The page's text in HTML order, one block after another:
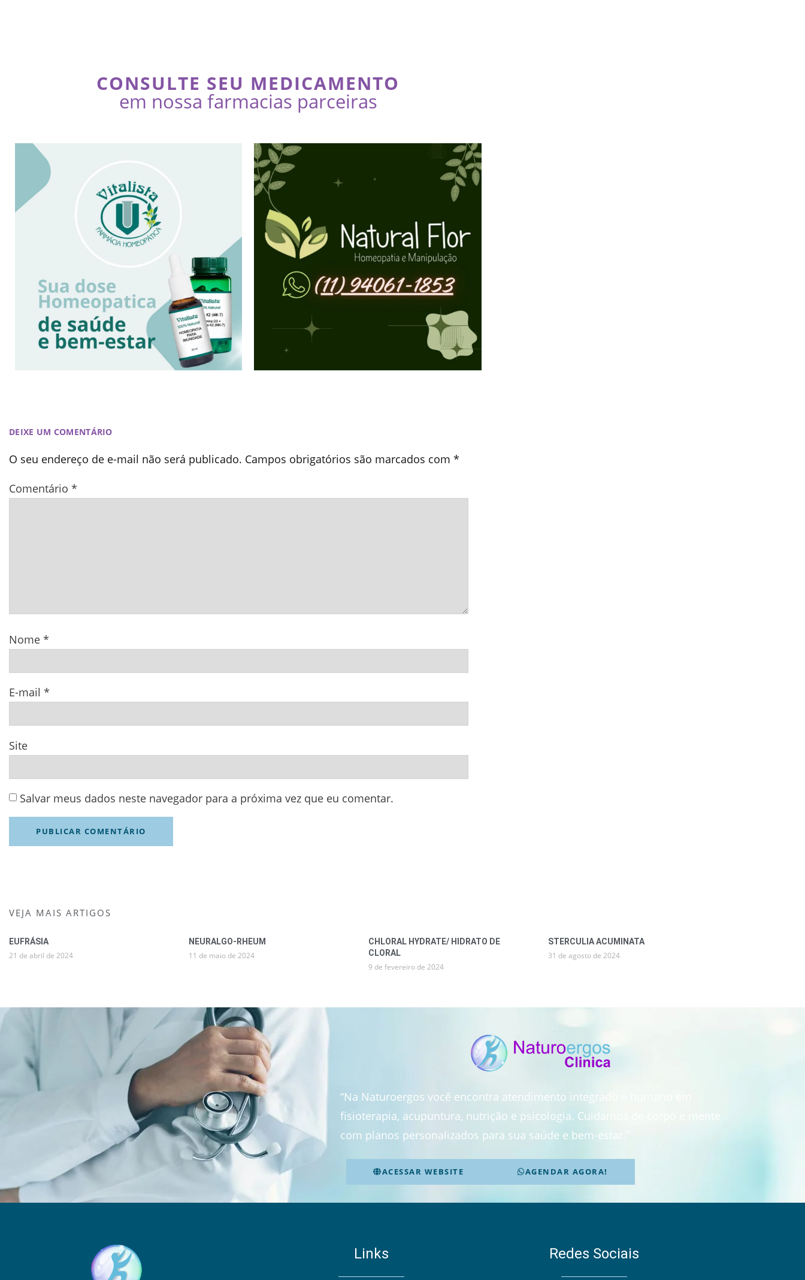
CONSULTE SEU MEDICAMENTO
em nossa farmacias parceiras
DEIXE UM COMENTÁRIO
O seu endereço de e-mail não será publicado. Campos obrigatórios são marcados com *
Comentário *
Nome *
E-mail *
Site
Salvar meus dados neste navegador para a próxima vez que eu comentar.
VEJA MAIS ARTIGOS
EUFRÁSIA
21 de abril de 2024
NEURALGO-RHEUM
11 de maio de 2024
CHLORAL HYDRATE/ HIDRATO DE
CLORAL
9 de fevereiro de 2024
STERCULIA ACUMINATA
31 de agosto de 2024
“Na Naturoergos você encontra atendimento integrado e humano em
fisioterapia, acupuntura, nutrição e psicologia. Cuidamos de corpo e mente
com planos personalizados para sua saúde e bem-estar.”
ACESSAR WEBSITE AGENDAR AGORA!
Links Redes Sociais